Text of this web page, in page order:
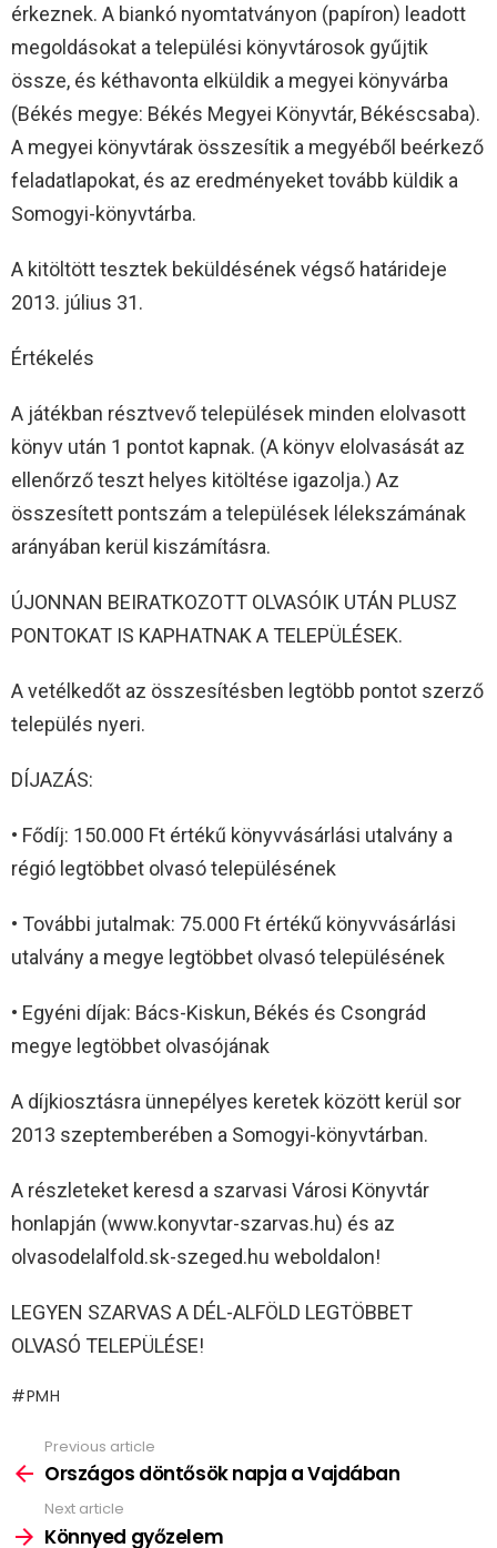
érkeznek. A biankó nyomtatványon (papíron) leadott
megoldásokat a települési könyvtárosok gyűjtik
össze, és kéthavonta elküldik a megyei könyvárba
(Békés megye: Békés Megyei Könyvtár, Békéscsaba).
A megyei könyvtárak összesítik a megyéből beérkező
feladatlapokat, és az eredményeket tovább küldik a
Somogyi-könyvtárba.
A kitöltött tesztek beküldésének végső határideje
2013. július 31.
Értékelés
A játékban résztvevő települések minden elolvasott
könyv után 1 pontot kapnak. (A könyv elolvasását az
ellenőrző teszt helyes kitöltése igazolja.) Az
összesített pontszám a települések lélekszámának
arányában kerül kiszámításra.
ÚJONNAN BEIRATKOZOTT OLVASÓIK UTÁN PLUSZ
PONTOKAT IS KAPHATNAK A TELEPÜLÉSEK.
A vetélkedőt az összesítésben legtöbb pontot szerző
település nyeri.
DÍJAZÁS:
• Fődíj: 150.000 Ft értékű könyvvásárlási utalvány a
régió legtöbbet olvasó településének
• További jutalmak: 75.000 Ft értékű könyvvásárlási
utalvány a megye legtöbbet olvasó településének
• Egyéni díjak: Bács-Kiskun, Békés és Csongrád
megye legtöbbet olvasójának
A díjkiosztásra ünnepélyes keretek között kerül sor
2013 szeptemberében a Somogyi-könyvtárban.
A részleteket keresd a szarvasi Városi Könyvtár
honlapján (www.konyvtar-szarvas.hu) és az
olvasodelalfold.sk-szeged.hu weboldalon!
LEGYEN SZARVAS A DÉL-ALFÖLD LEGTÖBBET
OLVASÓ TELEPÜLÉSE!
PMH
more
Previous article
Országos döntősök napja a Vajdában
Next article
Könnyed győzelem